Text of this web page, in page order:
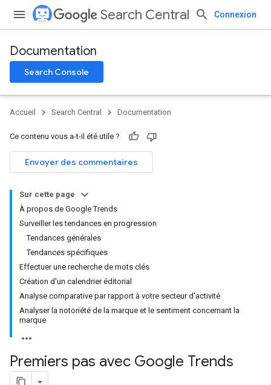
Search Central Connexion
Documentation
Search Console
Accueil Search Central Documentation
Ce contenu vous a-t-il été utile ?
Envoyer des commentaires
Sur cette page
À propos de Google Trends
Surveiller les tendances en progression
Tendances générales
Tendances spécifiques
Effectuer une recherche de mots clés
Création d'un calendrier éditorial
Analyse comparative par rapport à votre secteur d'activité
Analyser la notoriété de la marque et le sentiment concernant la
marque
Premiers pas avec Google Trends